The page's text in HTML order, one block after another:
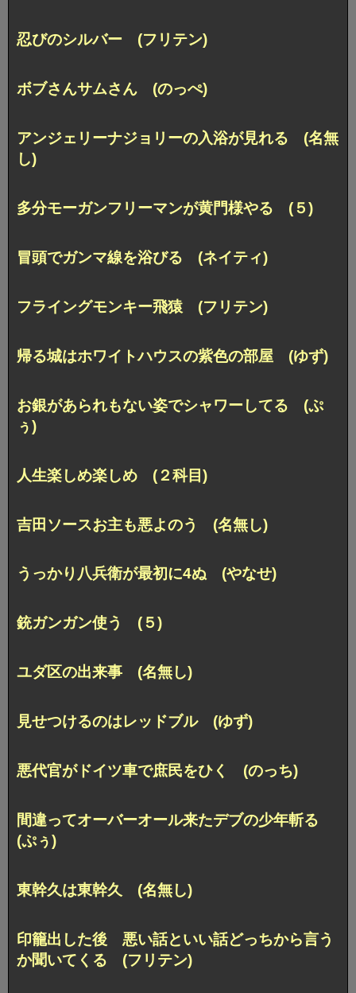
忍びのシルバー (フリテン)
ボブさんサムさん (のっぺ)
アンジェリーナジョリーの入浴が見れる (名無
し)
多分モーガンフリーマンが黄門様やる (５)
冒頭でガンマ線を浴びる (ネイティ)
フライングモンキー飛猿 (フリテン)
帰る城はホワイトハウスの紫色の部屋 (ゆず)
お銀があられもない姿でシャワーしてる (ぷ
ぅ)
人生楽しめ楽しめ (２科目)
吉田ソースお主も悪よのう (名無し)
うっかり八兵衛が最初に4ぬ (やなせ)
銃ガンガン使う (５)
ユダ区の出来事 (名無し)
見せつけるのはレッドブル (ゆず)
悪代官がドイツ車で庶民をひく (のっち)
間違ってオーバーオール来たデブの少年斬る
(ぷぅ)
東幹久は東幹久 (名無し)
印籠出した後 悪い話といい話どっちから言う
か聞いてくる (フリテン)